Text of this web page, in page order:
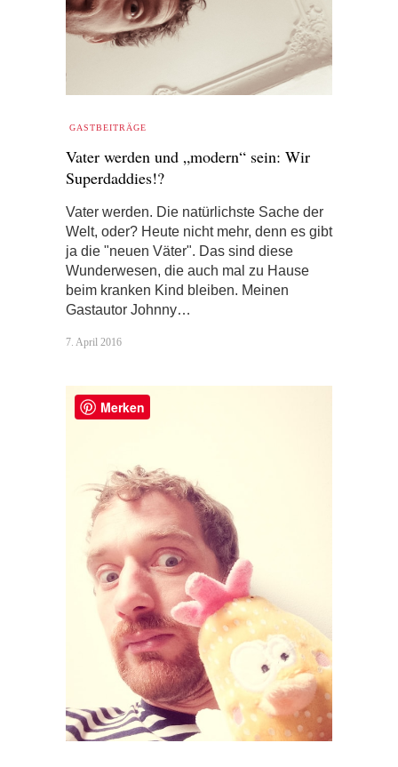
GASTBEITRÄGE
Vater werden und „modern“ sein: Wir
Superdaddies!?
Vater werden. Die natürlichste Sache der
Welt, oder? Heute nicht mehr, denn es gibt
ja die "neuen Väter". Das sind diese
Wunderwesen, die auch mal zu Hause
beim kranken Kind bleiben. Meinen
Gastautor Johnny…
7. April 2016
Merken